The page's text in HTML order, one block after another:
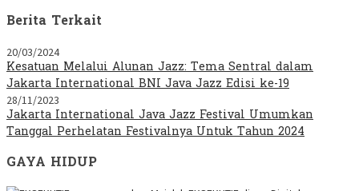
Berita Terkait
20/03/2024
Kesatuan Melalui Alunan Jazz: Tema Sentral dalam
Jakarta International BNI Java Jazz Edisi ke-19
28/11/2023
Jakarta International Java Jazz Festival Umumkan
Tanggal Perhelatan Festivalnya Untuk Tahun 2024
GAYA HIDUP